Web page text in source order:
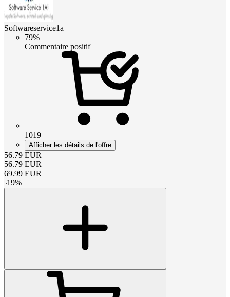
Softwareservice1a
79%
Commentaire positif
1019
Afficher les détails de l'offre
56.79 EUR
56.79 EUR
69.99 EUR
-19%